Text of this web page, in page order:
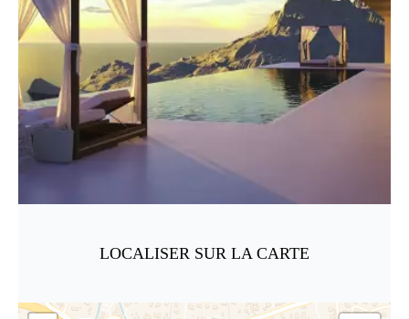
LOCALISER SUR LA CARTE